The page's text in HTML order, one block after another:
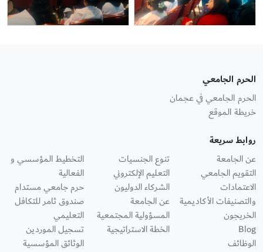
الحرم الجامعي
الحرم الجامعي في عجمان
خريطة الموقع
روابط سريعة
عن الجامعة
التقويم الجامعي
الاعتمادات
والتصنيفات الأكاديمية
الخريجون
Blog
الوظائف
تنوع الجنسيات
التعليم الإلكتروني
الشركاء الدوليون
عن الجامعة
المسؤولية المجتمعية
الخطة الاستراتيجية
التخطيط المؤسسي و
الفعالية
حرم جامعي مستدام
صندوق ثامر للتكافل
التعليمي
تسجيل الموردين
الوثائق المؤسسية